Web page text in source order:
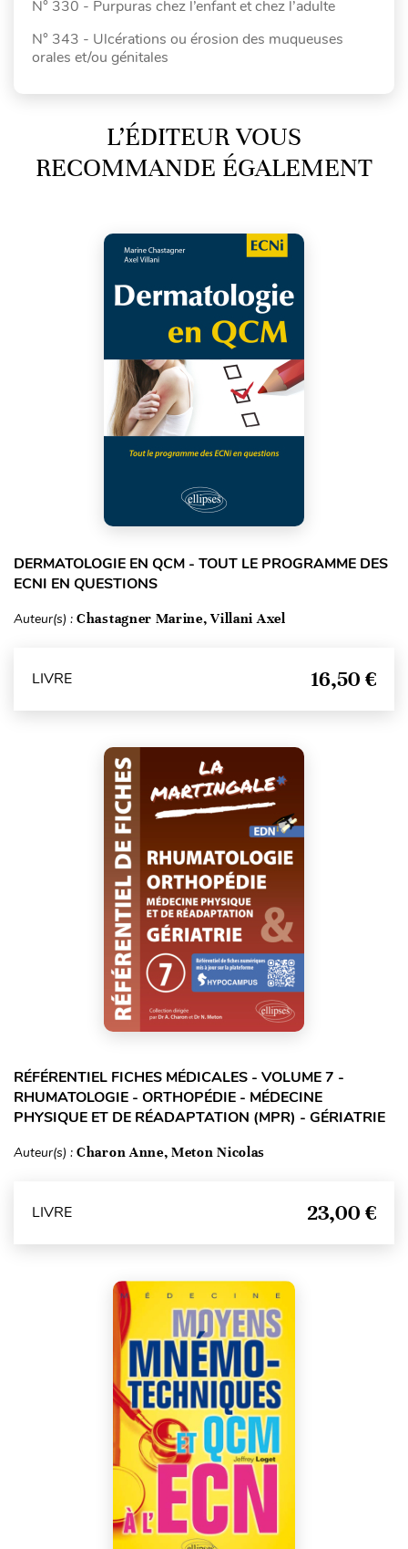
N° 330 - Purpuras chez l’enfant et chez l’adulte
N° 343 - Ulcérations ou érosion des muqueuses
orales et/ou génitales
L’ÉDITEUR VOUS
RECOMMANDE ÉGALEMENT
DERMATOLOGIE EN QCM - TOUT LE PROGRAMME DES
ECNI EN QUESTIONS
Auteur(s) : Chastagner Marine, Villani Axel
LIVRE 16,50 €
RÉFÉRENTIEL FICHES MÉDICALES - VOLUME 7 -
RHUMATOLOGIE - ORTHOPÉDIE - MÉDECINE
PHYSIQUE ET DE RÉADAPTATION (MPR) - GÉRIATRIE
Auteur(s) : Charon Anne, Meton Nicolas
LIVRE 23,00 €